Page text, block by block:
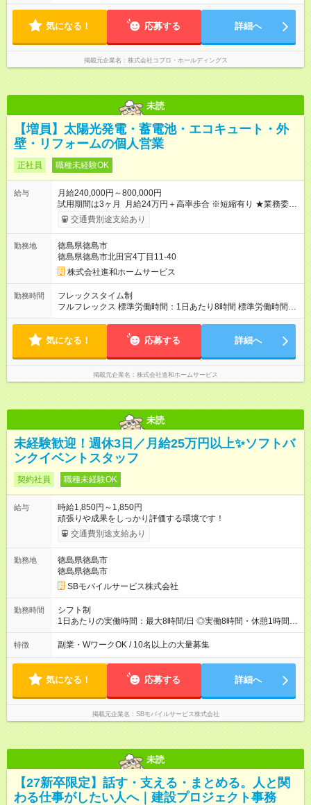
方を大切にしています。
気になる！ 応募する 詳細へ
掲載元企業名 株式会社コプロ・ホールディングス
未読
【増員】太陽光発電・蓄電池・エコキュート・外
壁・リフォームの個人営業
正社員 職種未経験OK
給与
月給240,000円～800,000円
試用期間は3ヶ月 月給24万円＋高率歩合 ※短縮有り ★業務委託
のプランも用意してあります。 面談時にどちらかを選択して
頂きます。 【試用期間】試用期間あり 試用期間の長さ：3ヶ月
形態：中途採用（契約社員） 給与：本採用時と同じです。
交通費別途支給あり
勤務地
徳島県徳島市
徳島県徳島市北田宮4丁目11-40
株式会社進和ホームサービス
勤務時間
フレックスタイム制
フルフレックス 標準労働時間：1日あたり8時間 標準労働時間：
1日あたり８時間 ／ 1か月あたり１６０時間 天候やカレンダーに
気になる！ 応募する 詳細へ
掲載元企業名 株式会社進和ホームサービス
未読
未経験歓迎！週休3日／月給25万円以上✨ソフトバ
ンクイベントスタッフ
契約社員 職種未経験OK
給与
時給1,850円～1,850円
頑張りや成果をしっかり評価する環境です！
交通費別途支給あり
勤務地
徳島県徳島市
徳島県徳島市
SBモバイルサービス株式会社
勤務時間
シフト制
1日あたりの実働時間：最大8時間/日 ◎実働8時間・休憩1時間 ◎
残業は月平均5時間程度です
特徴 副業・WワークOK / 10名以上の大量募集
気になる！ 応募する 詳細へ
掲載元企業名 SBモバイルサービス株式会社
未読
【27新卒限定】話す・支える・まとめる。人と関
わる仕事がしたい人へ｜建設プロジェクト事務